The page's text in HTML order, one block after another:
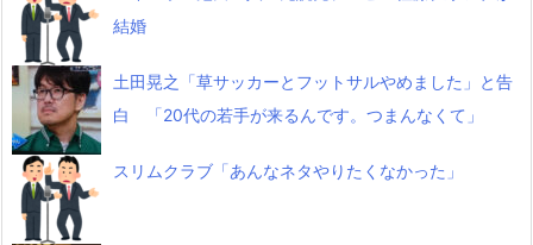
結婚
土田晃之「草サッカーとフットサルやめました」と告
白 「20代の若手が来るんです。つまんなくて」
スリムクラブ「あんなネタやりたくなかった」